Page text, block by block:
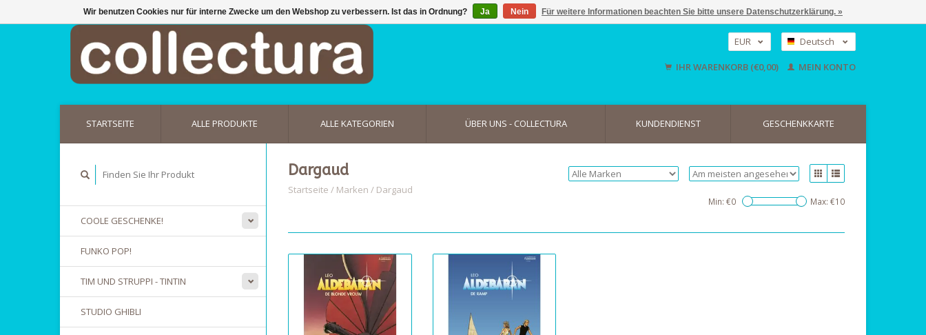
EUR
USD
Deutsch
English
IHR WARENKORB (€0,00) MEIN KONTO
STARTSEITE ALLE PRODUKTE ALLE KATEGORIEN ÜBER UNS - COLLECTURA KUNDENDIENST GESCHENKKARTE
COOLE GESCHENKE!
FUNKO POP!
TIM UND STRUPPI - TINTIN
STUDIO GHIBLI
Dargaud
Startseite / Marken / Dargaud
Min: €0 Max: €10
Wir benutzen Cookies nur für interne Zwecke um den Webshop zu verbessern. Ist das in Ordnung? Ja Nein Für weitere Informationen beachten Sie bitte unsere Datenschutzerklärung. »